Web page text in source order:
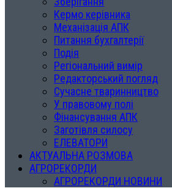
Кермо керівника
Механізація АПК
Питання бухгалтерії
Подія
Регіональний вимір
Редакторський погляд
Сучасне тваринництво
У правовому полі
Фінансування АПК
Заготівля силосу
ЕЛЕВАТОРИ
АКТУАЛЬНА РОЗМОВА
АГРОРЕКОРДИ
АГРОРЕКОРДИ НОВИНИ